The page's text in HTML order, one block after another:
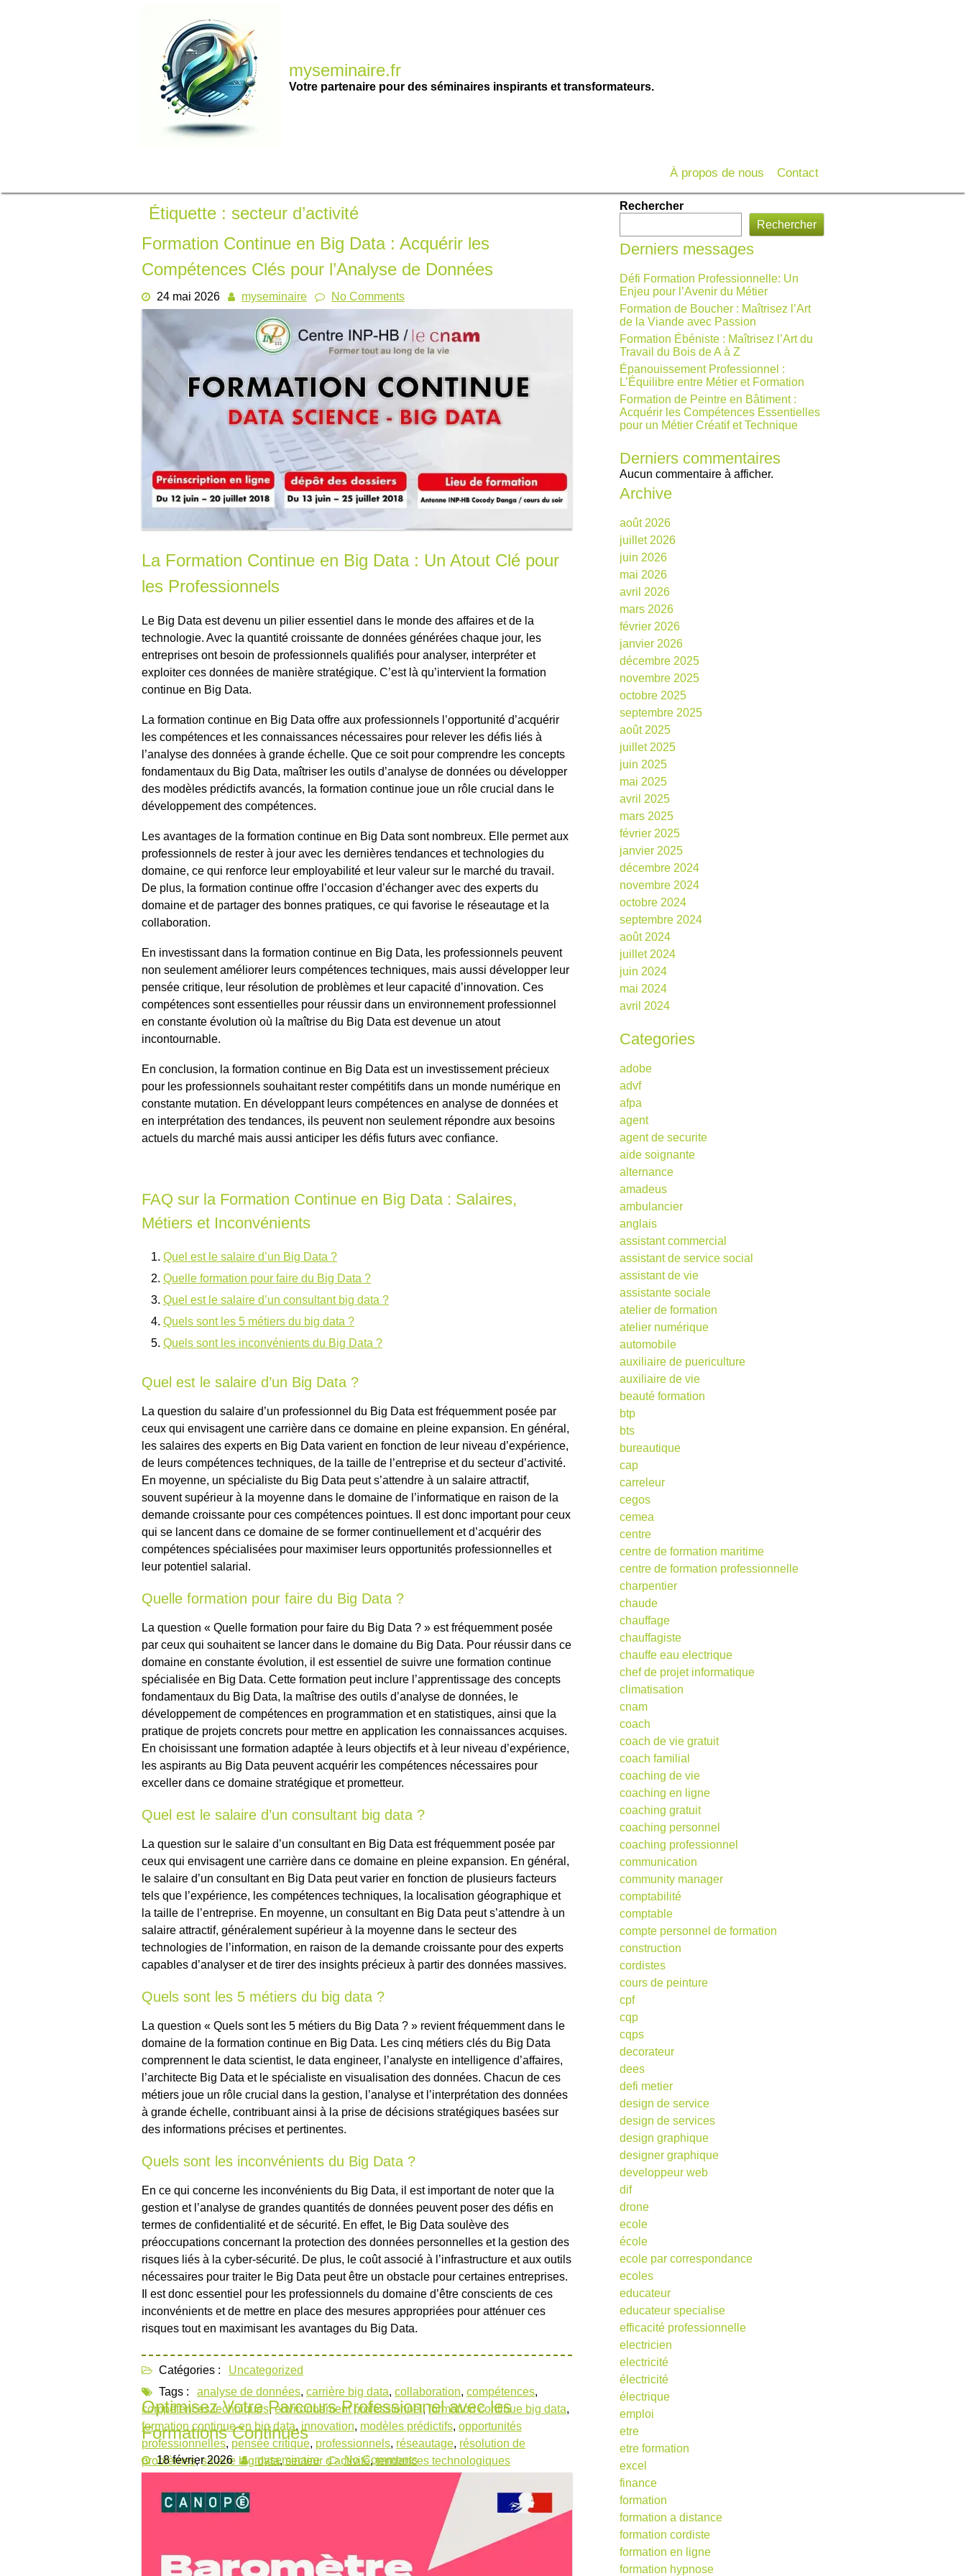
myseminaire.fr
Votre partenaire pour des séminaires inspirants et transformateurs.
À propos de nous Contact
Étiquette : secteur d’activité
Formation Continue en Big Data : Acquérir les
Compétences Clés pour l’Analyse de Données
24 mai 2026 myseminaire No Comments
La Formation Continue en Big Data : Un Atout Clé pour
les Professionnels
Le Big Data est devenu un pilier essentiel dans le monde des affaires et de la
technologie. Avec la quantité croissante de données générées chaque jour, les
entreprises ont besoin de professionnels qualifiés pour analyser, interpréter et
exploiter ces données de manière stratégique. C’est là qu’intervient la formation
continue en Big Data.
La formation continue en Big Data offre aux professionnels l’opportunité d’acquérir
les compétences et les connaissances nécessaires pour relever les défis liés à
l’analyse des données à grande échelle. Que ce soit pour comprendre les concepts
fondamentaux du Big Data, maîtriser les outils d’analyse de données ou développer
des modèles prédictifs avancés, la formation continue joue un rôle crucial dans le
développement des compétences.
Les avantages de la formation continue en Big Data sont nombreux. Elle permet aux
professionnels de rester à jour avec les dernières tendances et technologies du
domaine, ce qui renforce leur employabilité et leur valeur sur le marché du travail.
De plus, la formation continue offre l’occasion d’échanger avec des experts du
domaine et de partager des bonnes pratiques, ce qui favorise le réseautage et la
collaboration.
En investissant dans la formation continue en Big Data, les professionnels peuvent
non seulement améliorer leurs compétences techniques, mais aussi développer leur
pensée critique, leur résolution de problèmes et leur capacité d’innovation. Ces
compétences sont essentielles pour réussir dans un environnement professionnel
en constante évolution où la maîtrise du Big Data est devenue un atout
incontournable.
En conclusion, la formation continue en Big Data est un investissement précieux
pour les professionnels souhaitant rester compétitifs dans un monde numérique en
constante mutation. En développant leurs compétences en analyse de données et
en interprétation des tendances, ils peuvent non seulement répondre aux besoins
actuels du marché mais aussi anticiper les défis futurs avec confiance.
FAQ sur la Formation Continue en Big Data : Salaires,
Métiers et Inconvénients
Quel est le salaire d’un Big Data ?
Quelle formation pour faire du Big Data ?
Quel est le salaire d’un consultant big data ?
Quels sont les 5 métiers du big data ?
Quels sont les inconvénients du Big Data ?
Quel est le salaire d’un Big Data ?
La question du salaire d’un professionnel du Big Data est fréquemment posée par
ceux qui envisagent une carrière dans ce domaine en pleine expansion. En général,
les salaires des experts en Big Data varient en fonction de leur niveau d’expérience,
de leurs compétences techniques, de la taille de l’entreprise et du secteur d’activité.
En moyenne, un spécialiste du Big Data peut s’attendre à un salaire attractif,
souvent supérieur à la moyenne dans le domaine de l’informatique en raison de la
demande croissante pour ces compétences pointues. Il est donc important pour ceux
qui se lancent dans ce domaine de se former continuellement et d’acquérir des
compétences spécialisées pour maximiser leurs opportunités professionnelles et
leur potentiel salarial.
Quelle formation pour faire du Big Data ?
La question « Quelle formation pour faire du Big Data ? » est fréquemment posée
par ceux qui souhaitent se lancer dans le domaine du Big Data. Pour réussir dans ce
domaine en constante évolution, il est essentiel de suivre une formation continue
spécialisée en Big Data. Cette formation peut inclure l’apprentissage des concepts
fondamentaux du Big Data, la maîtrise des outils d’analyse de données, le
développement de compétences en programmation et en statistiques, ainsi que la
pratique de projets concrets pour mettre en application les connaissances acquises.
En choisissant une formation adaptée à leurs objectifs et à leur niveau d’expérience,
les aspirants au Big Data peuvent acquérir les compétences nécessaires pour
exceller dans ce domaine stratégique et prometteur.
Quel est le salaire d’un consultant big data ?
La question sur le salaire d’un consultant en Big Data est fréquemment posée par
ceux qui envisagent une carrière dans ce domaine en pleine expansion. En général,
le salaire d’un consultant en Big Data peut varier en fonction de plusieurs facteurs
tels que l’expérience, les compétences techniques, la localisation géographique et
la taille de l’entreprise. En moyenne, un consultant en Big Data peut s’attendre à un
salaire attractif, généralement supérieur à la moyenne dans le secteur des
technologies de l’information, en raison de la demande croissante pour des experts
capables d’analyser et de tirer des insights précieux à partir des données massives.
Quels sont les 5 métiers du big data ?
La question « Quels sont les 5 métiers du Big Data ? » revient fréquemment dans le
domaine de la formation continue en Big Data. Les cinq métiers clés du Big Data
comprennent le data scientist, le data engineer, l’analyste en intelligence d’affaires,
l’architecte Big Data et le spécialiste en visualisation des données. Chacun de ces
métiers joue un rôle crucial dans la gestion, l’analyse et l’interprétation des données
à grande échelle, contribuant ainsi à la prise de décisions stratégiques basées sur
des informations précises et pertinentes.
Quels sont les inconvénients du Big Data ?
En ce qui concerne les inconvénients du Big Data, il est important de noter que la
gestion et l’analyse de grandes quantités de données peuvent poser des défis en
termes de confidentialité et de sécurité. En effet, le Big Data soulève des
préoccupations concernant la protection des données personnelles et la gestion des
risques liés à la cyber-sécurité. De plus, le coût associé à l’infrastructure et aux outils
nécessaires pour traiter le Big Data peut être un obstacle pour certaines entreprises.
Il est donc essentiel pour les professionnels du domaine d’être conscients de ces
inconvénients et de mettre en place des mesures appropriées pour atténuer ces
risques tout en maximisant les avantages du Big Data.
Catégories :
Uncategorized
Tags :
analyse de données, carrière big data, collaboration, compétences,
compétences techniques,environnement professionnel ,formation continue big data,
formation continue en big data, innovation, modèles prédictifs, opportunités
professionnelles, pensée critique, professionnels, réseautage, résolution de
problèmes,salaire big data,secteur d'activité,tendances technologiques
Optimisez Votre Parcours Professionnel avec les
Formations Continues
18 février 2026 myseminaire No Comments
Rechercher
Rechercher
Derniers messages
Défi Formation Professionnelle: Un
Enjeu pour l’Avenir du Métier
Formation de Boucher : Maîtrisez l’Art
de la Viande avec Passion
Formation Ébéniste : Maîtrisez l’Art du
Travail du Bois de A à Z
Épanouissement Professionnel :
L’Équilibre entre Métier et Formation
Formation de Peintre en Bâtiment :
Acquérir les Compétences Essentielles
pour un Métier Créatif et Technique
Derniers commentaires
Aucun commentaire à afficher.
Archive
août 2026
juillet 2026
juin 2026
mai 2026
avril 2026
mars 2026
février 2026
janvier 2026
décembre 2025
novembre 2025
octobre 2025
septembre 2025
août 2025
juillet 2025
juin 2025
mai 2025
avril 2025
mars 2025
février 2025
janvier 2025
décembre 2024
novembre 2024
octobre 2024
septembre 2024
août 2024
juillet 2024
juin 2024
mai 2024
avril 2024
Categories
adobe
advf
afpa
agent
agent de securite
aide soignante
alternance
amadeus
ambulancier
anglais
assistant commercial
assistant de service social
assistant de vie
assistante sociale
atelier de formation
atelier numérique
automobile
auxiliaire de puericulture
auxiliaire de vie
beauté formation
btp
bts
bureautique
cap
carreleur
cegos
cemea
centre
centre de formation maritime
centre de formation professionnelle
charpentier
chaude
chauffage
chauffagiste
chauffe eau electrique
chef de projet informatique
climatisation
cnam
coach
coach de vie gratuit
coach familial
coaching de vie
coaching en ligne
coaching gratuit
coaching personnel
coaching professionnel
communication
community manager
comptabilité
comptable
compte personnel de formation
construction
cordistes
cours de peinture
cpf
cqp
cqps
decorateur
dees
defi metier
design de service
design de services
design graphique
designer graphique
developpeur web
dif
drone
ecole
école
ecole par correspondance
ecoles
educateur
educateur specialise
efficacité professionnelle
electricien
electricité
électricité
électrique
emploi
etre
etre formation
excel
finance
formation
formation a distance
formation cordiste
formation en ligne
formation hypnose